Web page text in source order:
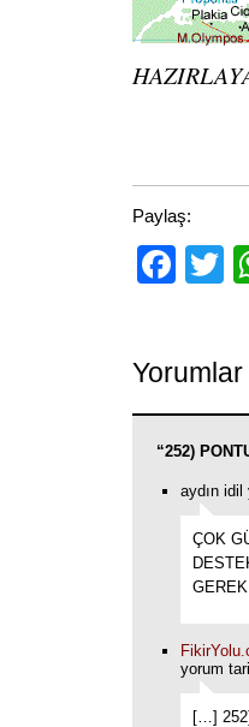
Paylaş:
Yorumlar
“252)
aydın
ÇOK
yorum
[…]